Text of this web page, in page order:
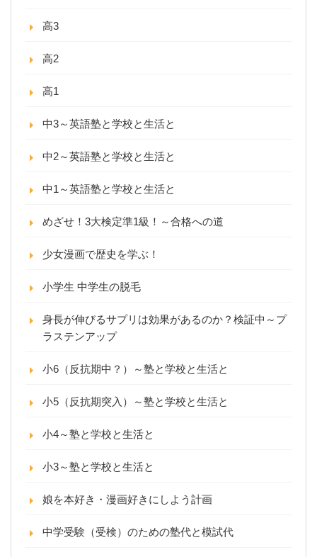
高3
高2
高1
中3～英語塾と学校と生活と
中2～英語塾と学校と生活と
中1～英語塾と学校と生活と
めざせ！3大検定準1級！～合格への道
少女漫画で歴史を学ぶ！
小学生 中学生の脱毛
身長が伸びるサプリは効果があるのか？検証中～プ
ラステンアップ
小6（反抗期中？）～塾と学校と生活と
小5（反抗期突入）～塾と学校と生活と
小4～塾と学校と生活と
小3～塾と学校と生活と
娘を本好き・漫画好きにしよう計画
中学受験（受検）のための塾代と模試代